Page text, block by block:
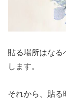
貼る場所はなる
します。
それから、貼る